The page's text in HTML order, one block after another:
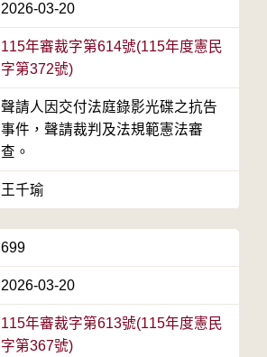
2026-03-20
115年審裁字第614號(115年度憲民
字第372號)
聲請人因交付法庭錄影光碟之抗告
事件，聲請裁判及法規範憲法審
查。
王千瑜
699
2026-03-20
115年審裁字第613號(115年度憲民
字第367號)